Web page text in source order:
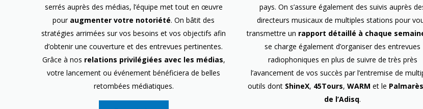
serrés auprès des médias, l’équipe met tout en œuvre
pour augmenter votre notoriété. On bâtit des
stratégies arrimées sur vos besoins et vos objectifs afin
d’obtenir une couverture et des entrevues pertinentes.
Grâce à nos relations privilégiées avec les médias,
votre lancement ou événement bénéficiera de belles
retombées médiatiques.
pays. On s’assure également des suivis auprès
directeurs musicaux de multiples stations pour
transmettre un rapport détaillé à chaque
se charge également d’organiser des entrevues
radiophoniques en plus de suivre de très près
l’avancement de vos succès par l’entremise de
outils dont ShineX, 45Tours, WARM et le
de l’Adisq.